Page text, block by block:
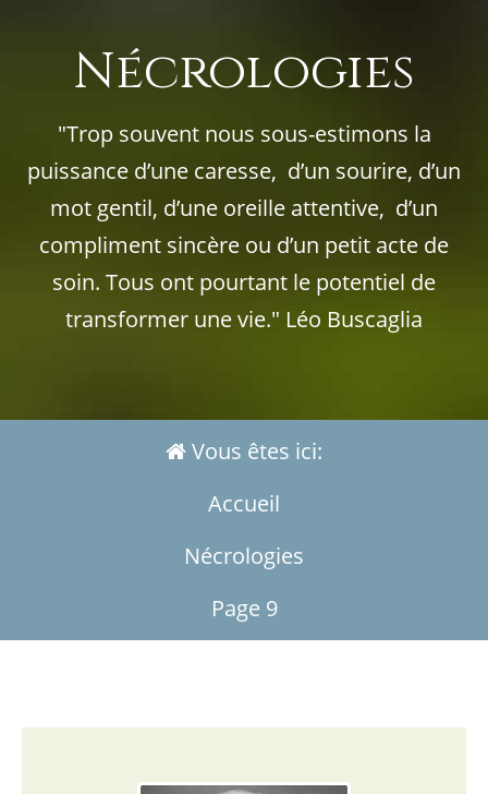
Nécrologies
"Trop souvent nous sous-estimons la
puissance d’une caresse, d’un sourire, d’un
mot gentil, d’une oreille attentive, d’un
compliment sincère ou d’un petit acte de
soin. Tous ont pourtant le potentiel de
transformer une vie." Léo Buscaglia
Vous êtes ici:
Accueil
Nécrologies
Page 9